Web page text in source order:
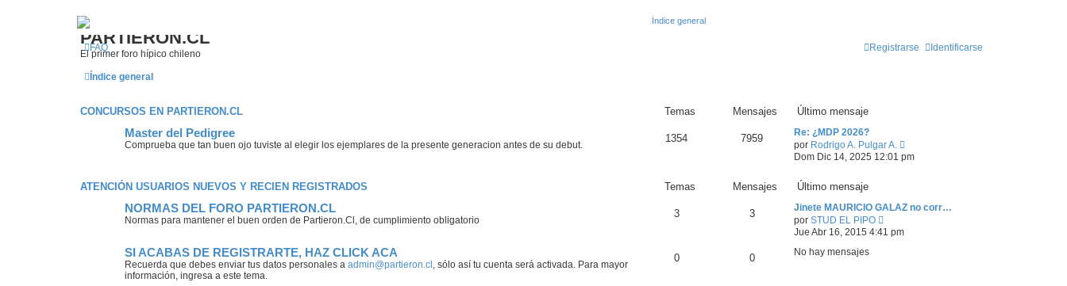
¿Qué esperas? Regístrate como usuario en Partieron.cl y participa con nosotros!!
PARTIERON.CL
El primer foro hípico chileno
FAQ Identificarse
Registrarse
Índice general
CONCURSOS EN PARTIERON.CL Temas Mensajes Último mensaje
Master del Pedigree
Comprueba que tan buen ojo tuviste al elegir los ejemplares de la presente generacion antes de su debut.
1354 7959
Re: ¿MDP 2026?
por Rodrigo A. Pulgar A.
e
i
Dom Dic 14, 2025 12:01 pm
ATENCIÓN USUARIOS NUEVOS Y RECIEN REGISTRADOS Temas Mensajes Último mensaje
NORMAS DEL FORO PARTIERON.CL
Normas para mantener el buen orden de Partieron.Cl, de cumplimiento obligatorio
3 3
Jinete MAURICIO GALAZ no corr…
por STUD EL PIPO
e
Jue Abr 16, 2015 4:41 pm
SI ACABAS DE REGISTRARTE, HAZ CLICK ACA
Recuerda que debes enviar tus datos personales a admin@partieron.cl , sólo así tu cuenta será activada. Para mayor
información, ingresa a este tema.
0 0 No hay mensajes